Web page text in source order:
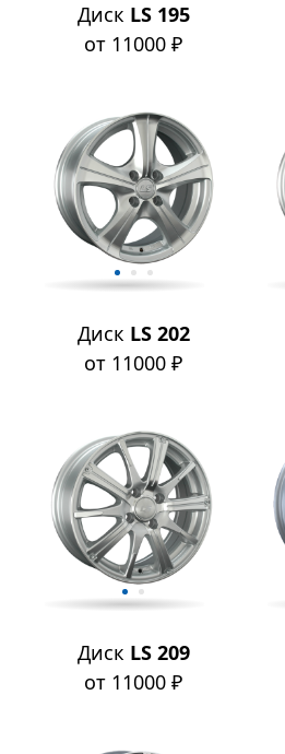
Диск LS 195
от 11000 ₽
Диск LS 202
от 11000 ₽
Диск LS 209
от 11000 ₽